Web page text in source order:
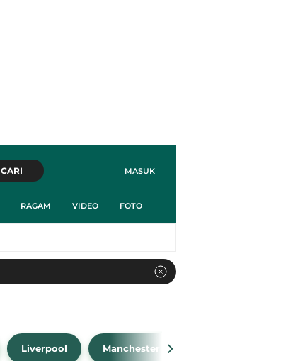
MASUK
CARI
RAGAM VIDEO FOTO
Liverpool Manchester City